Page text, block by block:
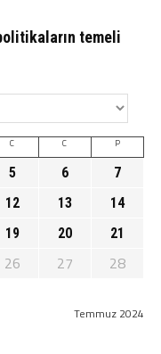
temeli
Temmuz 2024
C C P
5 6
7
12 13
14
19 20
21
26 27
28